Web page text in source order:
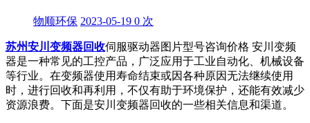
物顺环保 2023-05-19 0 次
苏州安川变频器回收伺服驱动器图片型号咨询价格 安川变频
器是一种常见的工控产品，广泛应用于工业自动化、机械设备
等行业。在变频器使用寿命结束或因各种原因无法继续使用
时，进行回收和再利用，不仅有助于环境保护，还能有效减少
资源浪费。下面是安川变频器回收的一些相关信息和渠道。